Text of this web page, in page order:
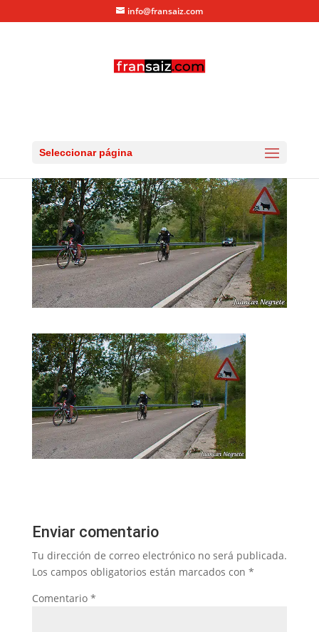
info@fransaiz.com
Seleccionar página
Enviar comentario
Tu dirección de correo electrónico no será publicada.
Los campos obligatorios están marcados con *
Comentario *